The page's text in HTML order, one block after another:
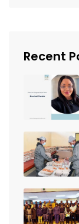
Recent